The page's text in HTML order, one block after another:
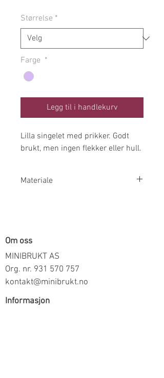
Størrelse *
Farge *
Legg til i handlekurv
Lilla singelet med prikker. Godt
brukt, men ingen flekker eller hull.
Materiale
Om oss
MINIBRUKT AS
Org. nr. 931 570 757
kontakt@minibrukt.no
Informasjon